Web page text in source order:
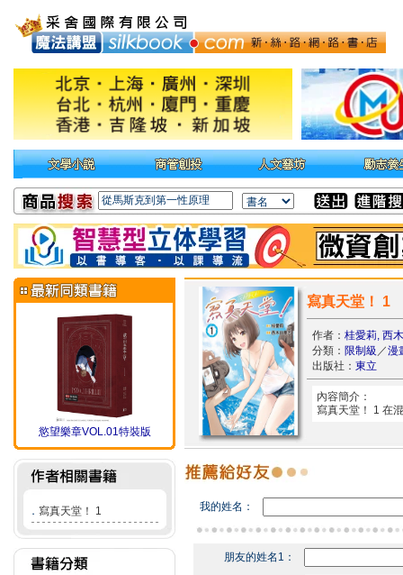
慾望樂章VOL.01特裝版
． 寫真天堂！ 1
寫真天堂！ 1
作者： 桂愛莉, 西
分類： 限制級 ／漫
出版社： 東立
內容簡介：
寫真天堂！ 1 在
我的姓名：
朋友的姓名1：